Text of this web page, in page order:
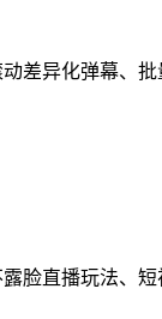
差异化弹幕、
脸直播玩法、